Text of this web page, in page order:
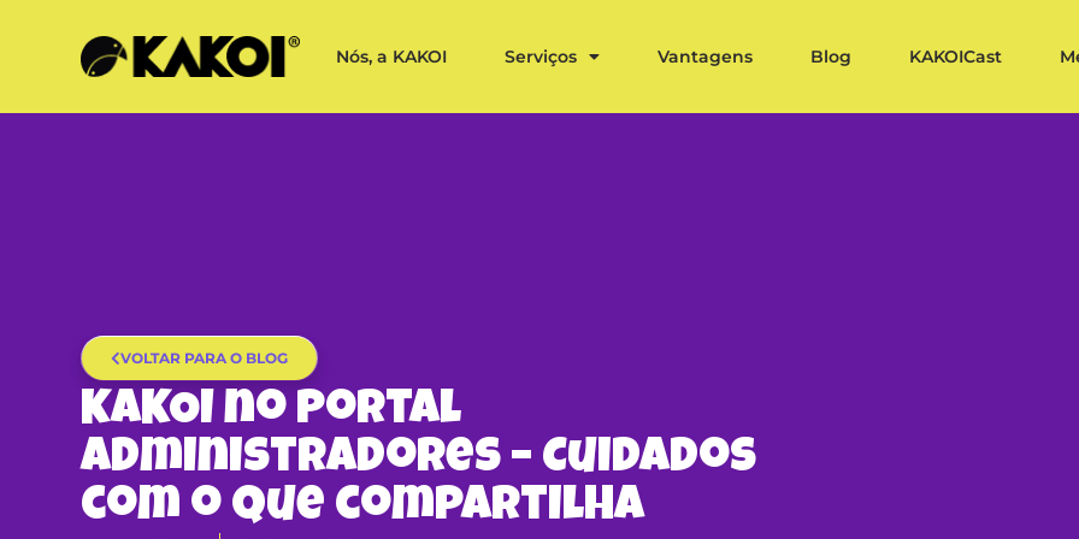
Nós, a KAKOI Serviços Vantagens Blog KAKOICast
VOLTAR PARA O BLOG
KAKOI no Portal
Administradores – Cuidados
com o que compartilha